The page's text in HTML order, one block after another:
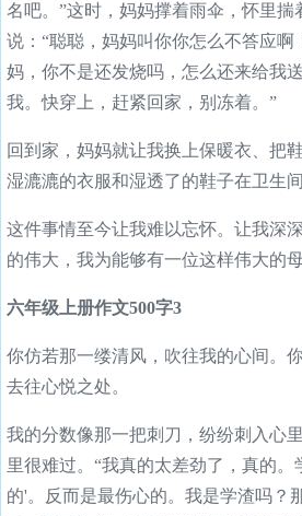
名吧。”这时，妈妈撑着雨伞，怀里揣
说：“聪聪，妈妈叫你你怎么不答应啊
妈，你不是还发烧吗，怎么还来给我
我。快穿上，赶紧回家，别冻着。”
回到家，妈妈就让我换上保暖衣、把
湿漉漉的衣服和湿透了的鞋子在卫生
这件事情至今让我难以忘怀。让我深
的伟大，我为能够有一位这样伟大的
六年级上册作文500字3
你仿若那一缕清风，吹往我的心间。
去往心悦之处。
我的分数像那一把刺刀，纷纷刺入心
里很难过。“我真的太差劲了，真的
的'。反而是最伤心的。我是学渣吗？